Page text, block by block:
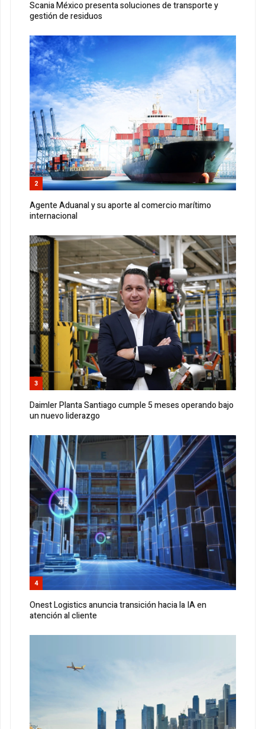
Scania México presenta soluciones de transporte y
gestión de residuos
2
Agente Aduanal y su aporte al comercio marítimo
internacional
3
Daimler Planta Santiago cumple 5 meses operando bajo
un nuevo liderazgo
4
Onest Logistics anuncia transición hacia la IA en
atención al cliente